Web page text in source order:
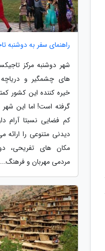
راهنمای سفر به دوشنبه
شهر دوشنبه مرکز
های چشمگیر و
خیره کننده این کشور
گرفته است! اما این
کم فضایی نسبتا آرام
دیدنی متنوعی را ارائه
مکان های تفریحی،
مردمی مهربان و فرهنگ...